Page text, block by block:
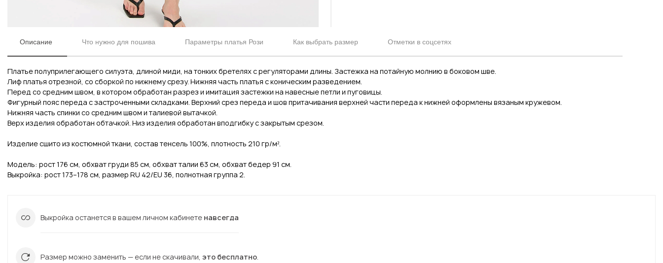
Описание Что нужно для пошива Параметры платья Рози Как выбрать размер Отметки в соцсетях
Платье полуприлегающего силуэта, длиной миди, на тонких бретелях с регуляторами длины. Застежка на потайную молнию в боковом шве.
Лиф платья отрезной, со сборкой по нижнему срезу. Нижняя часть платья с коническим разведением.
Перед со средним швом, в котором обработан разрез и имитация застежки на навесные петли и пуговицы.
Фигурный пояс переда с застроченными складками. Верхний срез переда и шов притачивания верхней части переда к нижней оформлены вязаным кружевом.
Нижняя часть спинки со средним швом и талиевой вытачкой.
Верх изделия обработан обтачкой. Низ изделия обработан вподгибку с закрытым срезом.
Изделие сшито из костюмной ткани, состав тенсель 100%, плотность 210 гр/м².
Модель: рост 176 см, обхват груди 85 см, обхват талии 63 см, обхват бедер 91 см.
Выкройка: рост 173–178 см, размер RU 42/EU 36, полнотная группа 2.
Инстаграм
Выкройка останется в вашем личном кабинете навсегда
Размер можно заменить — если не скачивали, это бесплатно